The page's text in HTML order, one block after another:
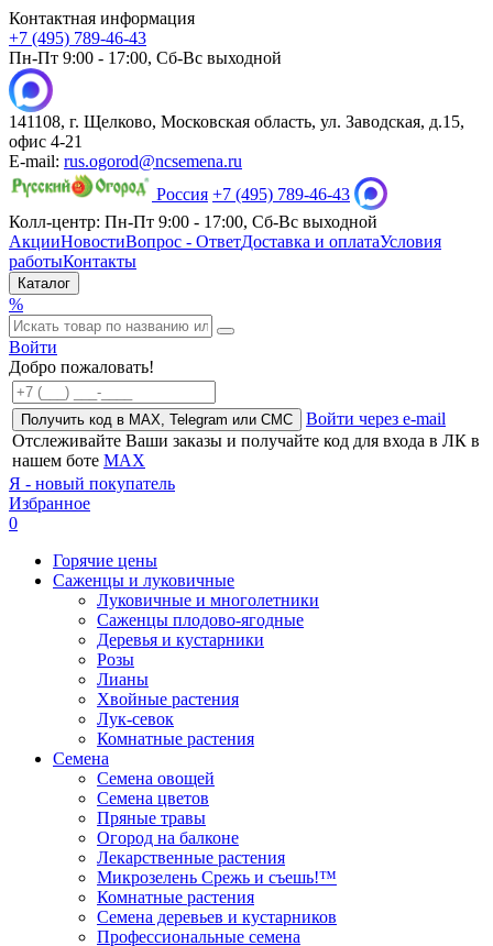
Контактная информация
+7 (495) 789-46-43
Пн-Пт 9:00 - 17:00, Сб-Вс выходной
141108, г. Щелково, Московская область, ул. Заводская, д.15,
офис 4-21
E-mail: rus.ogorod@ncsemena.ru
Россия +7 (495) 789-46-43
Колл-центр: Пн-Пт 9:00 - 17:00, Сб-Вс выходной
АкцииНовостиВопрос - ОтветДоставка и оплатаУсловия
работыКонтакты
Каталог
%
Войти
Добро пожаловать!
Получить код в MAX, Telegram или СМС
Войти через e-mail
Отслеживайте Ваши заказы и получайте код для входа в ЛК в
нашем боте MAX
Я - новый покупатель
Избранное
0
Горячие цены
Саженцы и луковичные
Луковичные и многолетники
Саженцы плодово-ягодные
Деревья и кустарники
Розы
Лианы
Хвойные растения
Лук-севок
Комнатные растения
Семена
Семена овощей
Семена цветов
Пряные травы
Огород на балконе
Лекарственные растения
Микрозелень Срежь и съешь!™
Комнатные растения
Семена деревьев и кустарников
Профессиональные семена